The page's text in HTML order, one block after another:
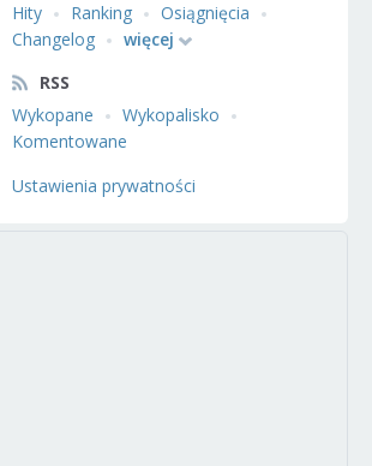
Hity
Ranking
Osiągnięcia
Changelog
więcej
RSS
Wykopane
Wykopalisko
Komentowane
Ustawienia prywatności